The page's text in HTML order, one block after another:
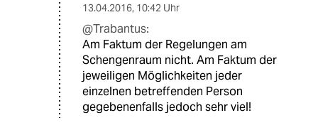
13.04.2016, 10:42 Uhr
@Trabantus:
Am Faktum der Regelungen am
Schengenraum nicht. Am Faktum der
jeweiligen Möglichkeiten jeder
einzelnen betreffenden Person
gegebenenfalls jedoch sehr viel!